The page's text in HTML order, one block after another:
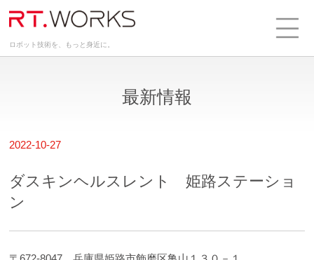
ロボット技術を、もっと身近に。
最新情報
2022-10-27
ダスキンヘルスレント 姫路ステーショ
ン